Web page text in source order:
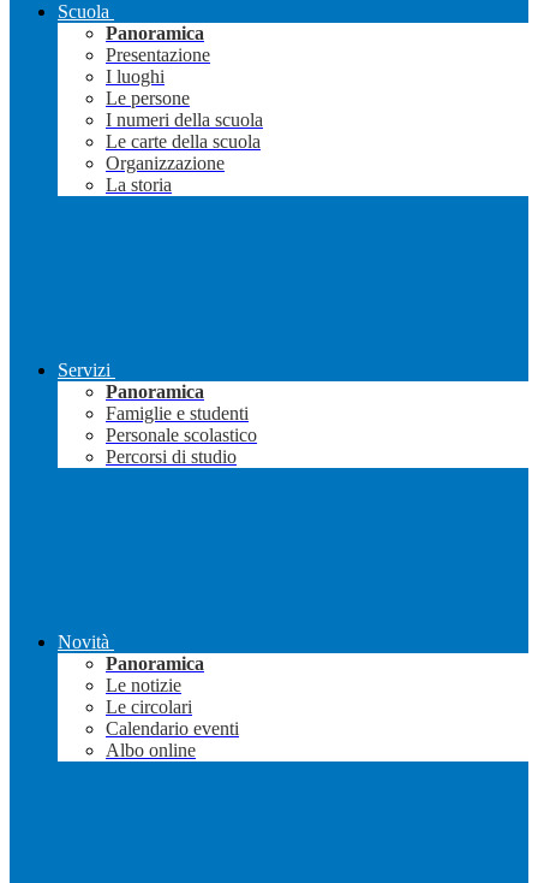
Scuola
Panoramica
Presentazione
I luoghi
Le persone
I numeri della scuola
Le carte della scuola
Organizzazione
La storia
Servizi
Panoramica
Famiglie e studenti
Personale scolastico
Percorsi di studio
Novità
Panoramica
Le notizie
Le circolari
Calendario eventi
Albo online